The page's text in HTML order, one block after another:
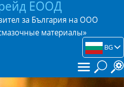
ЕООД
за България на ООО
материалы»
BG